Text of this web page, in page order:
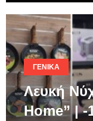
ΓΕΝΙΚΆ
Λευκή
Home” |